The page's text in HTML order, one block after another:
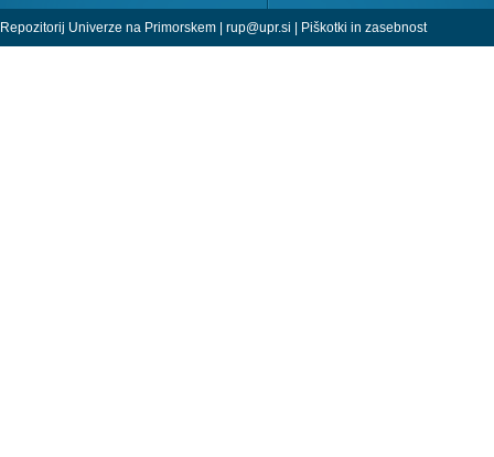
Repozitorij Univerze na Primorskem | rup@upr.si | Piškotki in zasebnost